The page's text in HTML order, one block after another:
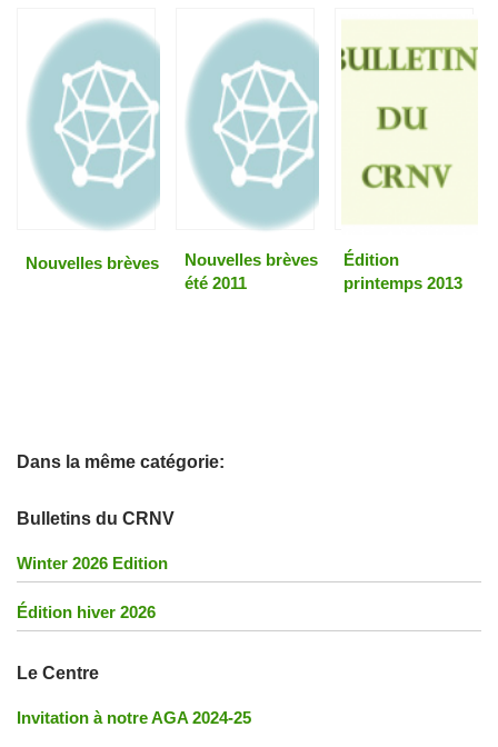
Nouvelles brèves
Nouvelles brèves
été 2011
Édition
printemps 2013
Dans la même catégorie:
Bulletins du CRNV
Winter 2026 Edition
Édition hiver 2026
Le Centre
Invitation à notre AGA 2024-25